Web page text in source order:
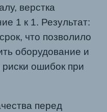
верстка
1 к 1. Результат:
что позволило
оборудование и
риски ошибок при
перед